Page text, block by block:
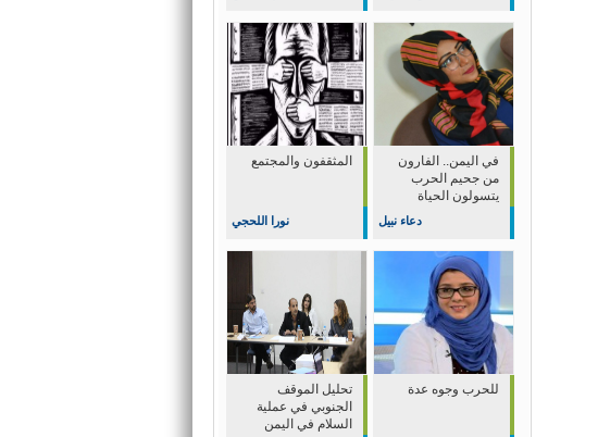
المثقفون والمجتمع
نورا اللحجي
في اليمن.. الفارون
من جحيم الحرب
يتسولون الحياة
دعاء نبيل
تحليل الموقف
الجنوبي في عملية
السلام في اليمن
للحرب وجوه عدة